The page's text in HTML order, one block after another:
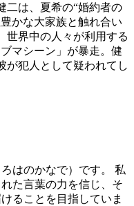
二は、夏希の“婚約者の
かな大家族と触れ合い
世界中の人々が利用する
マシーン」が暴走。健
が犯人として疑われてし
はのかなで）です。 私
た言葉の力を信じ、そ
ることを目指していま